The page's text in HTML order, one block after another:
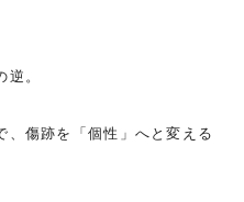
。
、傷跡を「個性」へと変える